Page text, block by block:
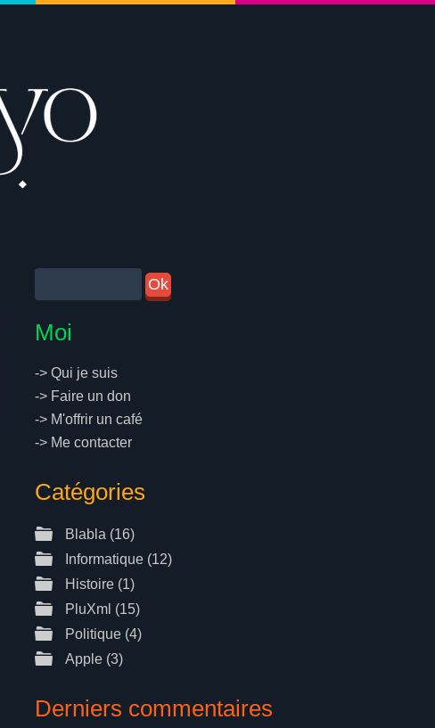
Moi
->Qui je suis
-> Faire un don
-> M'offrir un café
-> Me contacter
Catégories
Blabla (16)
Informatique (12)
Histoire (1)
PluXml (15)
Politique (4)
Apple (3)
Derniers commentaires